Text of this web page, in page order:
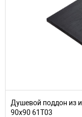
Душевой поддон из
90x90 61T03